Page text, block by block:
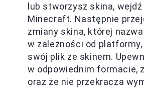
lub stworzysz skina,
Minecraft. Następnie
zmiany skina, której
w zależności od platformy,
swój plik ze skinem.
w odpowiednim formacie,
oraz że nie przekracza